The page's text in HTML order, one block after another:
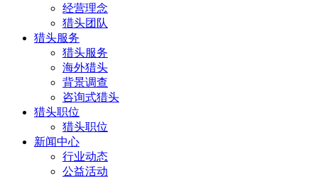
经营理念
猎头团队
猎头服务
猎头服务
海外猎头
背景调查
咨询式猎头
猎头职位
猎头职位
新闻中心
行业动态
公益活动